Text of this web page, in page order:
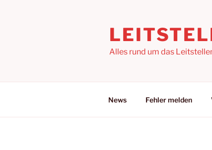
Alles rund um das
News Fehler melden